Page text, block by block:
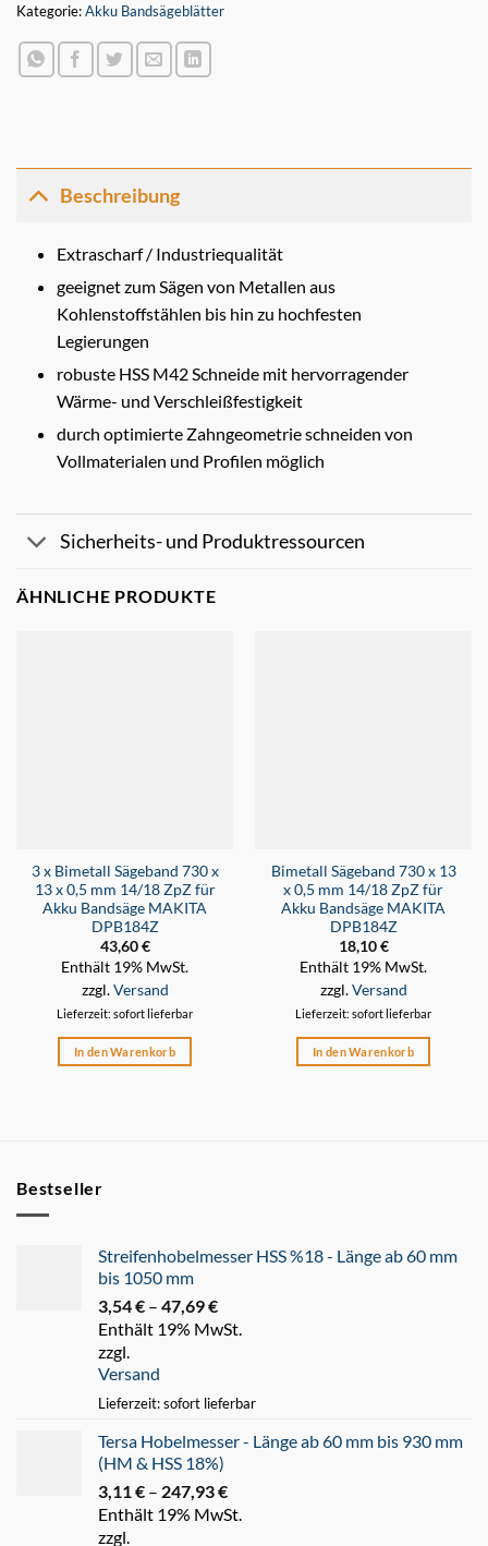
Kategorie:Akku Bandsägeblätter
Beschreibung
Extrascharf / Industriequalität
geeignet zum Sägen von Metallen aus
Kohlenstoffstählen bis hin zu hochfesten
Legierungen
robuste HSS M42 Schneide mit hervorragender
Wärme- und Verschleißfestigkeit
durch optimierte Zahngeometrie schneiden von
Vollmaterialen und Profilen möglich
Sicherheits- und Produktressourcen
ÄHNLICHE PRODUKTE
3 x Bimetall Sägeband 730 x
13 x 0,5 mm 14/18 ZpZ für
Akku Bandsäge MAKITA
DPB184Z
43,60€
Enthält 19% MwSt.
zzgl.Versand
Lieferzeit: sofort lieferbar
In den Warenkorb
Bimetall Sägeband 730 x 13
x 0,5 mm 14/18 ZpZ für
Akku Bandsäge MAKITA
DPB184Z
18,10€
Enthält 19% MwSt.
zzgl.Versand
Lieferzeit: sofort lieferbar
In den Warenkorb
Bestseller
Streifenhobelmesser HSS %18 - Länge ab 60 mm
bis 1050 mm
3,54€ – 47,69€
3,54 €
Enthält 19% MwSt.
zzgl.
Versand
Lieferzeit: sofort lieferbar
Tersa Hobelmesser - Länge ab 60 mm bis 930 mm
(HM & HSS 18%)
3,11€ – 247,93€
3,11 €
Enthält 19% MwSt.
zzgl.